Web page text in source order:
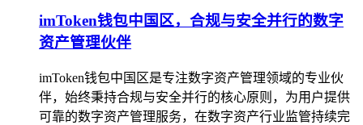
imToken钱包中国区，合规与安全并行的数字
资产管理伙伴
imToken钱包中国区是专注数字资产管理领域的专业伙
伴，始终秉持合规与安全并行的核心原则，为用户提供
可靠的数字资产管理服务，在数字资产行业监管持续完